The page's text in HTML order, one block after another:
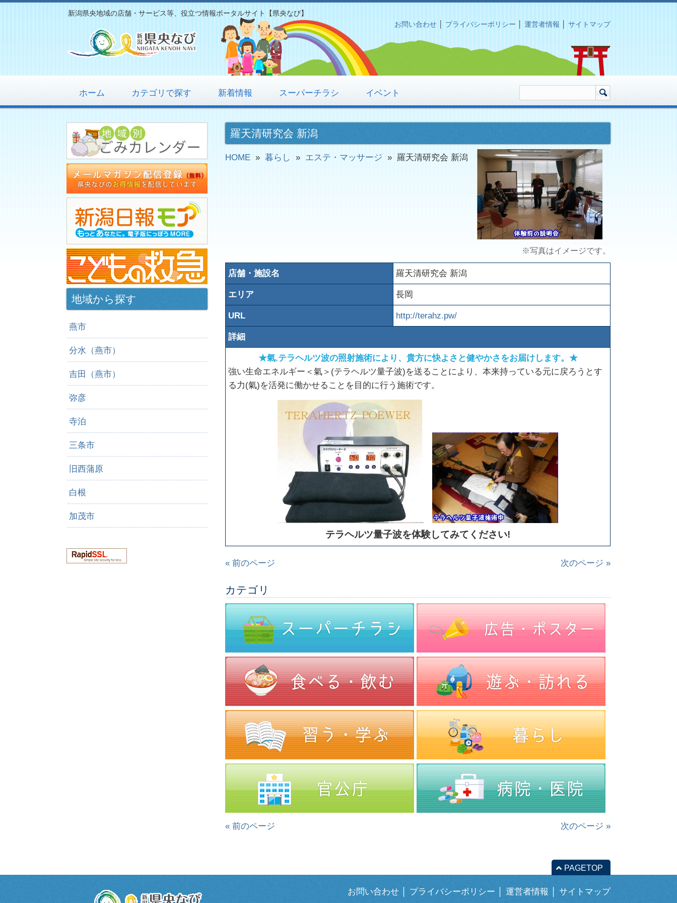
新潟県央地域の店舗・サービス等、役立つ情報ポータルサイト【県央なび】
お問い合わせ
プライバシーポリシー 運営者情報 サイトマップ
ホーム カテゴリで探す 新着情報 スーパーチラシ イベント
羅天清研究会 新潟
HOME » 暮らし » エステ・マッサージ » 羅天清研究会 新潟
※写真はイメージです。
店舗・施設名 羅天清研究会 新潟
エリア 長岡
URL http://terahz.pw/
詳細
★氣.テラヘルツ波の照射施術により、貴方に快よさと健やかさをお届けします。★
強い生命エネルギー＜氣＞(テラヘルツ量子波)を送ることにより、本来持っている元に戻ろうとす
る力(氣)を活発に働かせることを目的に行う施術です。
テラヘルツ量子波を体験してみてください!
« 前のページ 次のページ »
カテゴリ
« 前のページ 次のページ »
地域から探す
燕市
分水（燕市）
吉田（燕市）
弥彦
寺泊
三条市
旧西蒲原
白根
加茂市
PAGETOP
お問い合わせ プライバシーポリシー 運営者情報 サイトマップ